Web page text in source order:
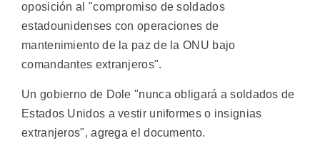
oposición al "compromiso de soldados
estadounidenses con operaciones de
mantenimiento de la paz de la ONU bajo
comandantes extranjeros".
Un gobierno de Dole "nunca obligará a soldados de
Estados Unidos a vestir uniformes o insignias
extranjeros", agrega el documento.